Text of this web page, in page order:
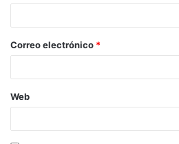
Correo electrónico *
Web